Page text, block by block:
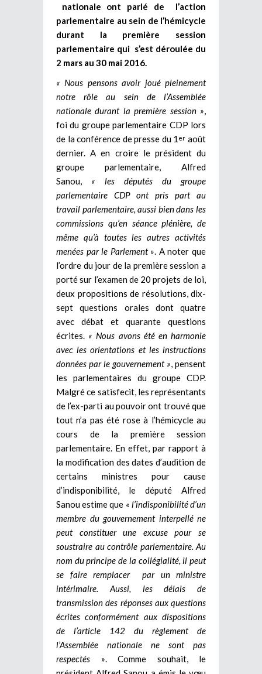
nationale ont parlé de l’action
parlementaire au sein de l’hémicycle
durant la première session
parlementaire qui s’est déroulée du
2 mars au 30 mai 2016.
« Nous pensons avoir joué pleinement
notre rôle au sein de l’Assemblée
nationale durant la première session »,
foi du groupe parlementaire CDP lors
de la conférence de presse du 1 er août
dernier. A en croire le président du
groupe parlementaire, Alfred
Sanou, « les députés du groupe
parlementaire CDP ont pris part au
travail parlementaire, aussi bien dans les
commissions qu’en séance plénière, de
même qu’à toutes les autres activités
menées par le Parlement ». A noter que
l’ordre du jour de la première session a
porté sur l’examen de 20 projets de loi,
deux propositions de résolutions, dix-
sept questions orales dont quatre
avec débat et quarante questions
écrites. « Nous avons été en harmonie
avec les orientations et les instructions
données par le gouvernement », pensent
les parlementaires du groupe CDP.
Malgré ce satisfecit, les représentants
de l’ex-parti au pouvoir ont trouvé que
tout n’a pas été rose à l’hémicycle au
cours de la première session
parlementaire. En effet, par rapport à
la modification des dates d’audition de
certains ministres pour cause
d’indisponibilité, le député Alfred
Sanou estime que « l’indisponibilité d’un
membre du gouvernement interpellé ne
peut constituer une excuse pour se
soustraire au contrôle parlementaire. Au
nom du principe de la collégialité, il peut
se faire remplacer par un ministre
intérimaire. Aussi, les délais de
transmission des réponses aux questions
écrites conformément aux dispositions
de l’article 142 du règlement de
l’Assemblée nationale ne sont pas
respectés ». Comme souhait, le